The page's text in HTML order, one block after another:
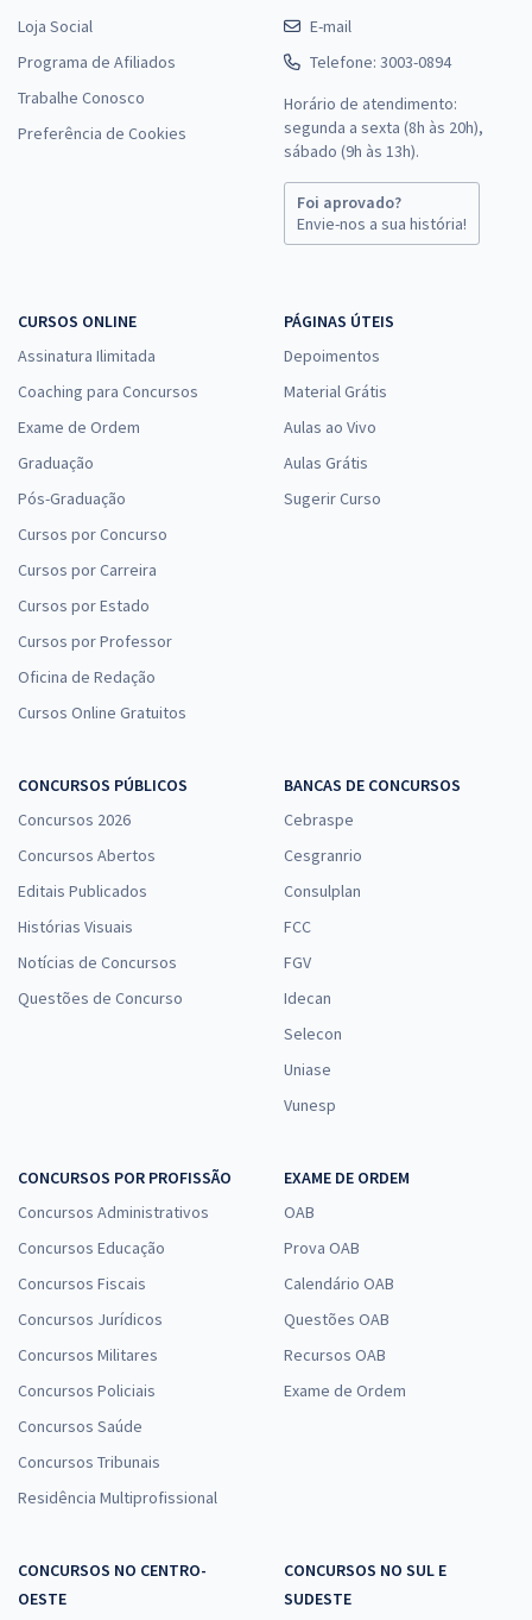
Loja Social
Programa de Afiliados
Trabalhe Conosco
Preferência de Cookies
E-mail
Telefone: 3003-0894
Horário de atendimento:
segunda a sexta (8h às 20h),
sábado (9h às 13h).
Foi aprovado?
Envie-nos a sua história!
CURSOS ONLINE
Assinatura Ilimitada
Coaching para Concursos
Exame de Ordem
Graduação
Pós-Graduação
Cursos por Concurso
Cursos por Carreira
Cursos por Estado
Cursos por Professor
Oficina de Redação
Cursos Online Gratuitos
PÁGINAS ÚTEIS
Depoimentos
Material Grátis
Aulas ao Vivo
Aulas Grátis
Sugerir Curso
CONCURSOS PÚBLICOS
Concursos 2026
Concursos Abertos
Editais Publicados
Histórias Visuais
Notícias de Concursos
Questões de Concurso
BANCAS DE CONCURSOS
Cebraspe
Cesgranrio
Consulplan
FCC
FGV
Idecan
Selecon
Uniase
Vunesp
CONCURSOS POR PROFISSÃO
Concursos Administrativos
Concursos Educação
Concursos Fiscais
Concursos Jurídicos
Concursos Militares
Concursos Policiais
Concursos Saúde
Concursos Tribunais
Residência Multiprofissional
EXAME DE ORDEM
OAB
Prova OAB
Calendário OAB
Questões OAB
Recursos OAB
Exame de Ordem
CONCURSOS NO CENTRO-
OESTE
CONCURSOS NO SUL E
SUDESTE